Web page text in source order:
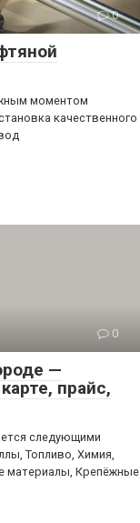
0
моментом
качественного
0
—
прайс,
следующими
Топливо, Химия,
материалы, Крепёжные